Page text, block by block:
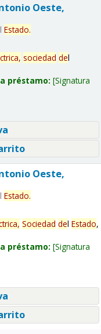
Oeste,
l Estado.
sociedad del
préstamo: Signatura
Oeste,
l Estado.
Sociedad del Estado,
préstamo: Signatura